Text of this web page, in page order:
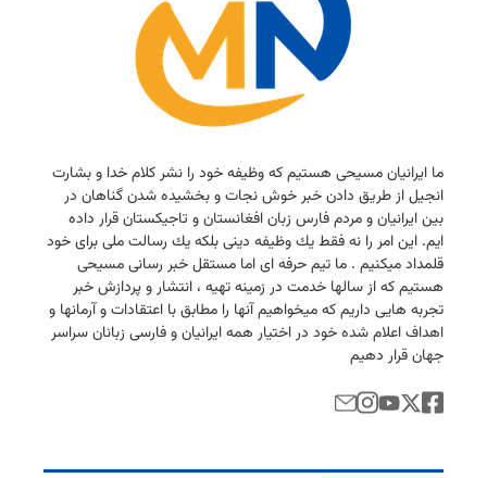
ما ایرانیان مسیحی هستیم كه وظیفه خود را نشر كلام خدا و بشارت
انجیل از طریق دادن خبر خوش نجات و بخشیده شدن گناهان در
بین ایرانیان و مردم فارس زبان افغانستان و تاجیكستان قرار داده
ایم. این امر را نه فقط یك وظیفه دینی بلكه یك رسالت ملی برای خود
قلمداد میكنیم . ما تیم حرفه ای اما مستقل خبر رسانی مسیحی
هستیم كه از سالها خدمت در زمینه تهیه ، انتشار و پردازش خبر
تجربه هایی داریم كه میخواهیم آنها را مطابق با اعتقادات و آرمانها و
اهداف اعلام شده خود در اختیار همه ایرانیان و فارسی زبانان سراسر
جهان قرار دهیم